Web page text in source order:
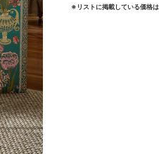
※リストに掲載している価格